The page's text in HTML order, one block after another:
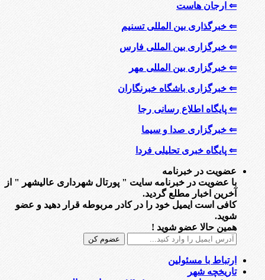
⇐ ارجان هاست
⇐ خبرگذاری بین المللی تسنیم
⇐ خبرگزاری بین المللی فارس
⇐ خبرگزاری بین المللی مهر
⇐ خبرگزاری باشگاه خبرنگاران
⇐ پایگاه اطلاع رسانی رجا
⇐ خبرگزاری صدا و سیما
⇐ پایگاه خبری تحلیلی فردا
عضویت در خبرنامه
با عضویت در خبرنامه سایت " پورتال شهرداری عالیشهر " از
آخرین اخبار مطلع گردید.
کافی است ایمیل خود را در کادر مربوطه قرار دهید و عضو
شوید.
همین حالا عضو شوید !
ارتباط با مسئولین
تاریخچه شهر